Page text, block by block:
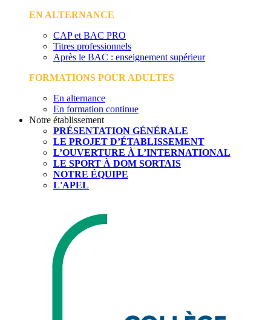
EN ALTERNANCE
CAP et BAC PRO
Titres professionnels
Après le BAC : enseignement supérieur
FORMATIONS POUR ADULTES
En alternance
En formation continue
Notre établissement
PRÉSENTATION GÉNÉRALE
LE PROJET D’ÉTABLISSEMENT
L’OUVERTURE À L’INTERNATIONAL
LE SPORT À DOM SORTAIS
NOTRE ÉQUIPE
L'APEL